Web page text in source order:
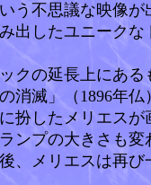
う不思議な映像
出したユニーク
クの延長上にあ
滅」（1896年仏
扮したメリエス
ンプの大きさも
メリエスは再び